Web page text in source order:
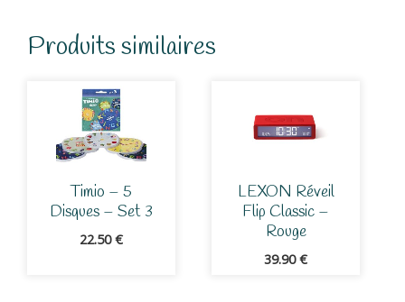
Produits similaires
Timio – 5
Disques – Set 3
22.50€
LEXON Réveil
Flip Classic –
Rouge
39.90€